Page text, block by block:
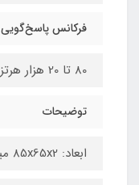
فرکانس پاسخ‌گویی
80 تا 20 هزار هرتز
توضیحات
ابعاد: 85x65x2 میلی‌متر